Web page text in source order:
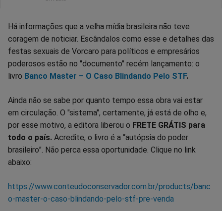
Há informações que a velha mídia brasileira não teve
coragem de noticiar. Escândalos como esse e detalhes das
festas sexuais de Vorcaro para políticos e empresários
poderosos estão no "documento" recém lançamento: o
livro Banco Master – O Caso Blindando Pelo STF.
Ainda não se sabe por quanto tempo essa obra vai estar
em circulação. O "sistema", certamente, já está de olho e,
por esse motivo, a editora liberou o FRETE GRÁTIS para
todo o país. Acredite, o livro é a “autópsia do poder
brasileiro”. Não perca essa oportunidade. Clique no link
abaixo:
https://www.conteudoconservador.com.br/products/banc
o-master-o-caso-blindando-pelo-stf-pre-venda